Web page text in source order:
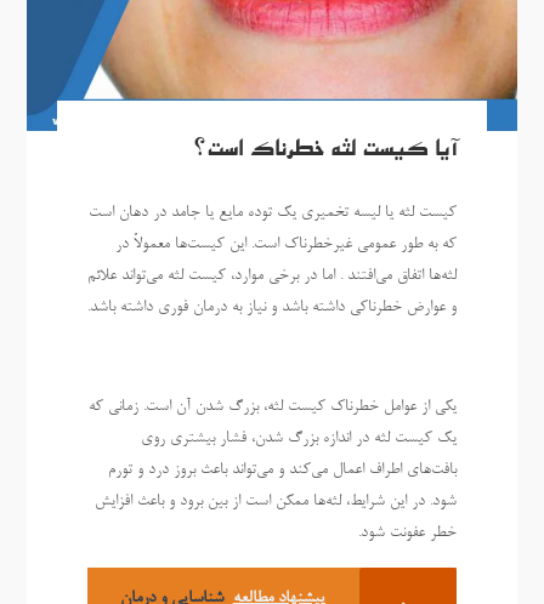
آیا کیست لثه خطرناک است؟
کیست لثه یا لیسه تخمیری یک توده مایع یا جامد در دهان است
که به طور عمومی غیرخطرناک است. این کیست‌ها معمولاً در
لثه‌ها اتفاق می‌افتند . اما در برخی موارد، کیست لثه می‌تواند علائم
و عوارض خطرناکی داشته باشد و نیاز به درمان فوری داشته باشد.
یکی از عوامل خطرناک کیست لثه، بزرگ شدن آن است. زمانی که
یک کیست لثه در اندازه بزرگ شدن، فشار بیشتری روی
بافت‌های اطراف اعمال می‌کند و می‌تواند باعث بروز درد و تورم
شود. در این شرایط، لثه‌ها ممکن است از بین برود و باعث افزایش
خطر عفونت شود.
پیشنهاد مطالعه شناسایی و درمان